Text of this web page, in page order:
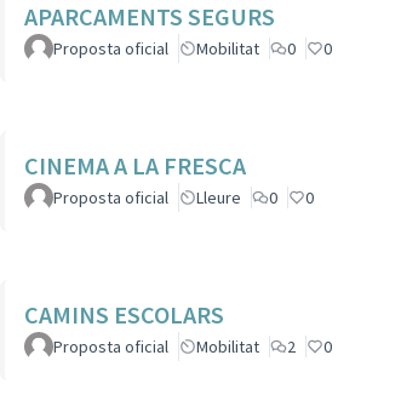
APARCAMENTS SEGURS
Proposta oficial Mobilitat 0 0
CINEMA A LA FRESCA
Proposta oficial Lleure 0 0
CAMINS ESCOLARS
Proposta oficial Mobilitat 2 0